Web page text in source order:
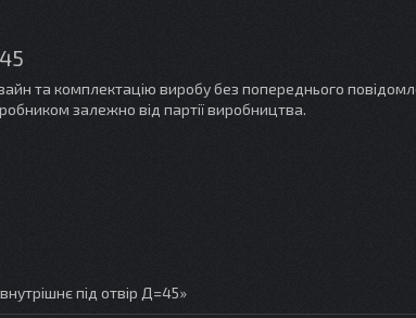
та комплектацію виробу без попереднього
залежно від партії виробництва.
під отвір Д=45»